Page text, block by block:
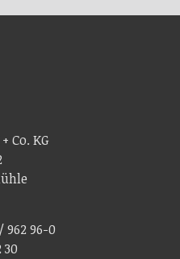
Co. KG
962 96-0
30